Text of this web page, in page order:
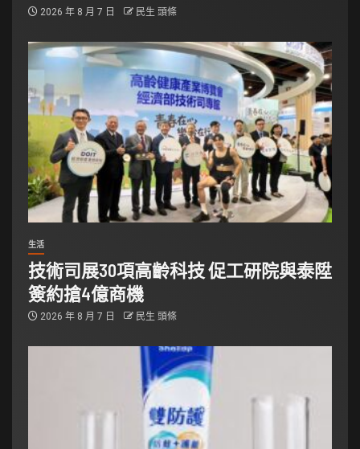
2026 年 8 月 7 日 民生 頭條
生活
技術司展30項高齡科技 促工研院與泰陞
簽約搶4億商機
2026 年 8 月 7 日 民生 頭條